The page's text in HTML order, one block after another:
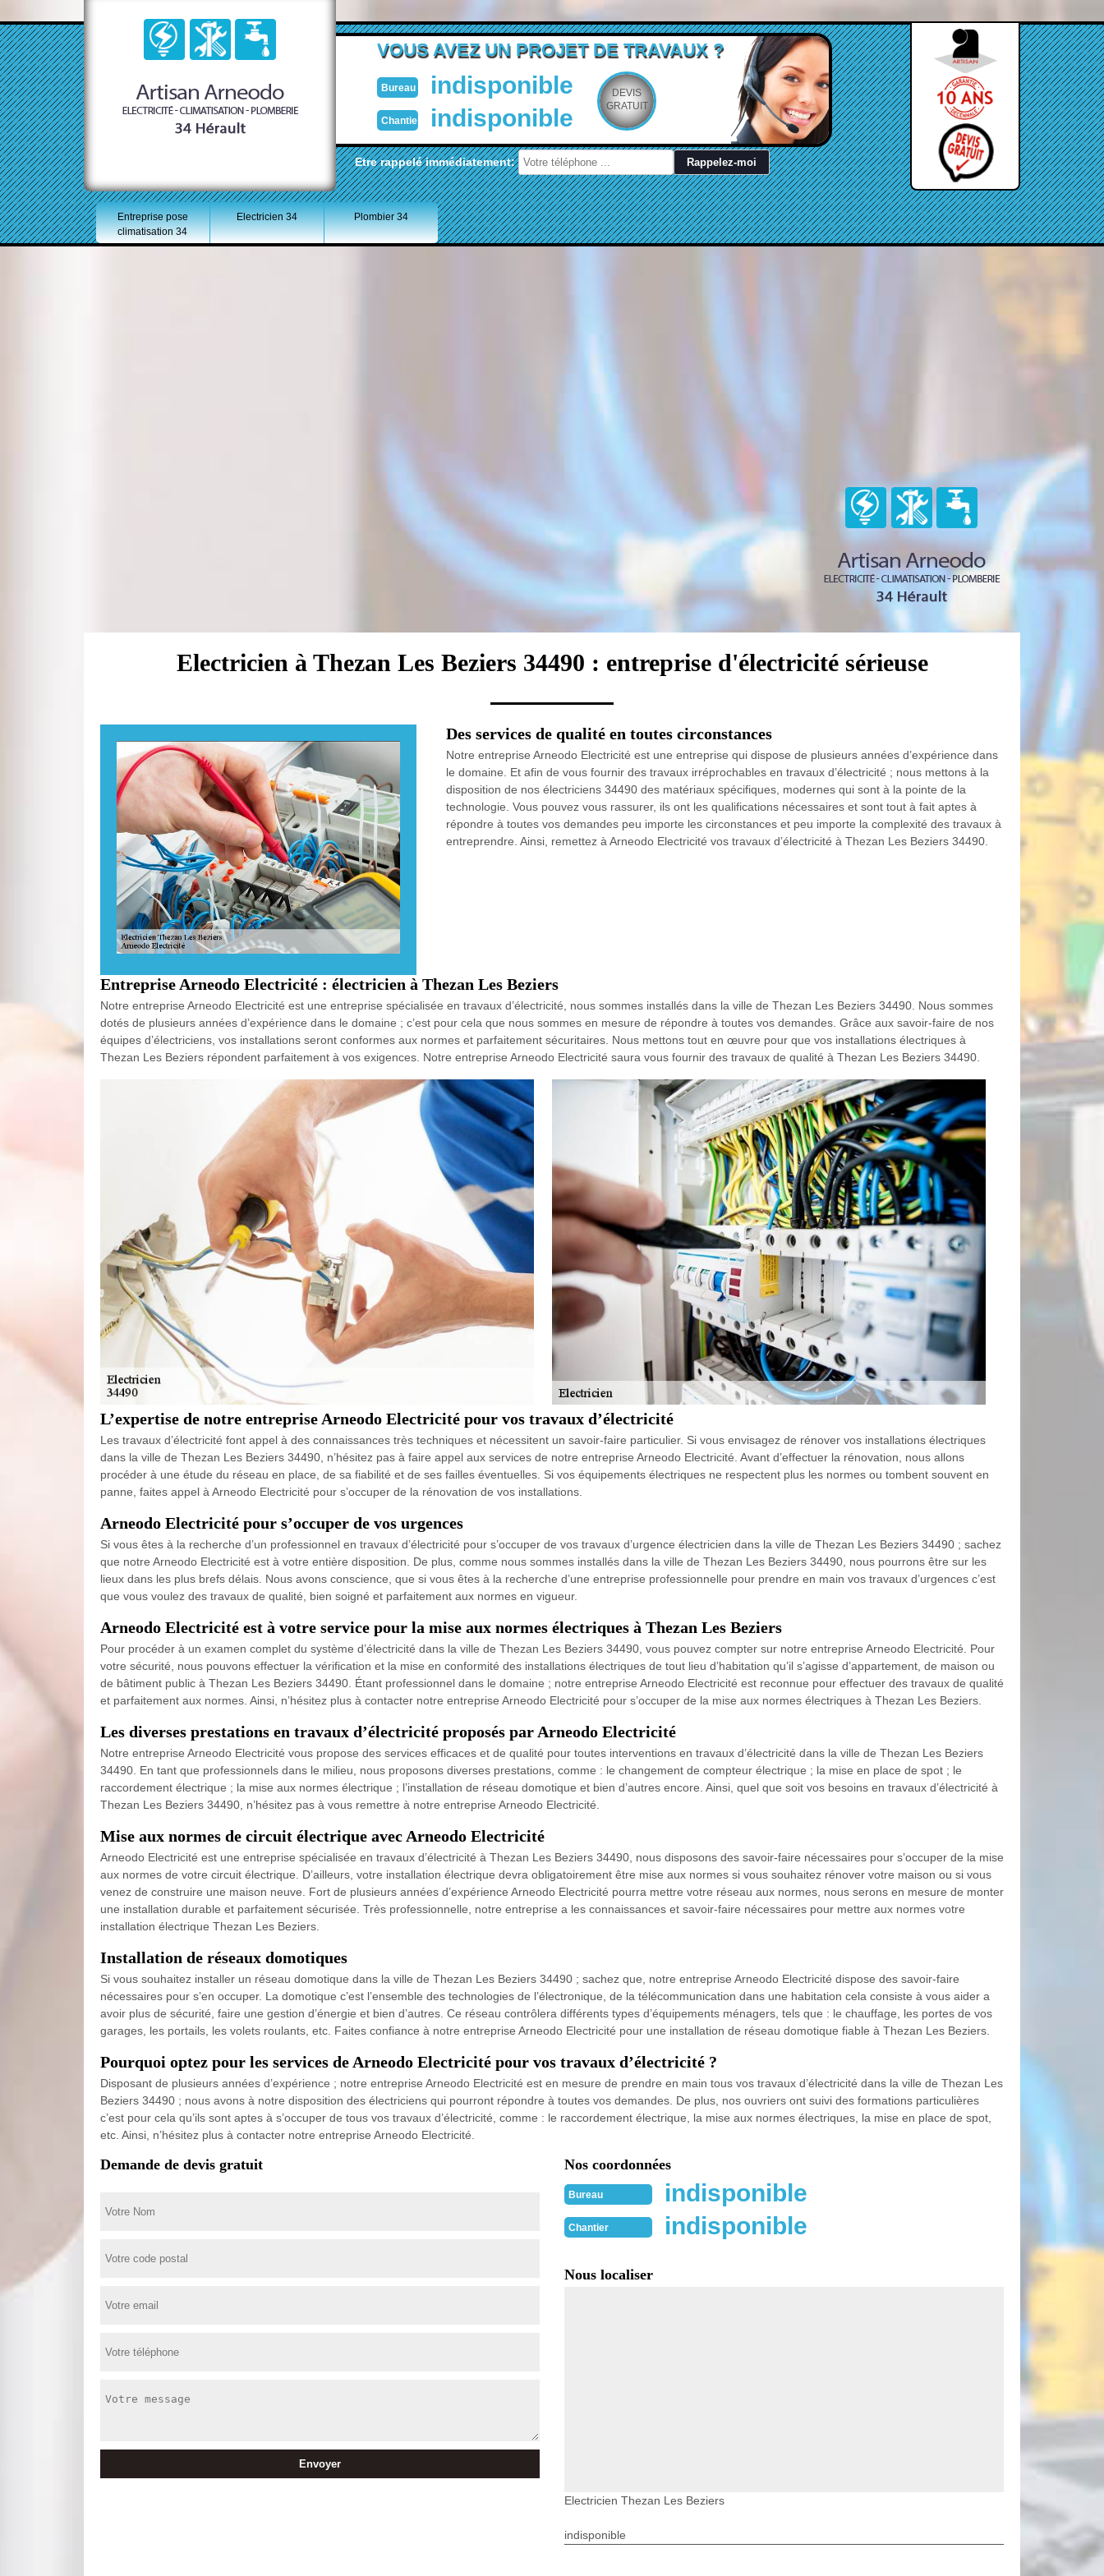
VOUS AVEZ UN PROJET DE TRAVAUX ?
Bureau indisponible
Chantier indisponible
DEVIS
GRATUIT
Etre rappelé immédiatement:
Entreprise pose
climatisation 34
Electricien 34 Plombier 34
Electricien à Thezan Les Beziers 34490 : entreprise d'électricité sérieuse
Des services de qualité en toutes circonstances
Notre entreprise Arneodo Electricité est une entreprise qui dispose de plusieurs années d’expérience dans
le domaine. Et afin de vous fournir des travaux irréprochables en travaux d’électricité ; nous mettons à la
disposition de nos électriciens 34490 des matériaux spécifiques, modernes qui sont à la pointe de la
technologie. Vous pouvez vous rassurer, ils ont les qualifications nécessaires et sont tout à fait aptes à
répondre à toutes vos demandes peu importe les circonstances et peu importe la complexité des travaux à
entreprendre. Ainsi, remettez à Arneodo Electricité vos travaux d’électricité à Thezan Les Beziers 34490.
Entreprise Arneodo Electricité : électricien à Thezan Les Beziers
Notre entreprise Arneodo Electricité est une entreprise spécialisée en travaux d’électricité, nous sommes installés dans la ville de Thezan Les Beziers 34490. Nous sommes
dotés de plusieurs années d’expérience dans le domaine ; c’est pour cela que nous sommes en mesure de répondre à toutes vos demandes. Grâce aux savoir-faire de nos
équipes d’électriciens, vos installations seront conformes aux normes et parfaitement sécuritaires. Nous mettons tout en œuvre pour que vos installations électriques à
Thezan Les Beziers répondent parfaitement à vos exigences. Notre entreprise Arneodo Electricité saura vous fournir des travaux de qualité à Thezan Les Beziers 34490.
L’expertise de notre entreprise Arneodo Electricité pour vos travaux d’électricité
Les travaux d’électricité font appel à des connaissances très techniques et nécessitent un savoir-faire particulier. Si vous envisagez de rénover vos installations électriques
dans la ville de Thezan Les Beziers 34490, n’hésitez pas à faire appel aux services de notre entreprise Arneodo Electricité. Avant d’effectuer la rénovation, nous allons
procéder à une étude du réseau en place, de sa fiabilité et de ses failles éventuelles. Si vos équipements électriques ne respectent plus les normes ou tombent souvent en
panne, faites appel à Arneodo Electricité pour s’occuper de la rénovation de vos installations.
Arneodo Electricité pour s’occuper de vos urgences
Si vous êtes à la recherche d’un professionnel en travaux d’électricité pour s’occuper de vos travaux d’urgence électricien dans la ville de Thezan Les Beziers 34490 ; sachez
que notre Arneodo Electricité est à votre entière disposition. De plus, comme nous sommes installés dans la ville de Thezan Les Beziers 34490, nous pourrons être sur les
lieux dans les plus brefs délais. Nous avons conscience, que si vous êtes à la recherche d’une entreprise professionnelle pour prendre en main vos travaux d’urgences c’est
que vous voulez des travaux de qualité, bien soigné et parfaitement aux normes en vigueur.
Arneodo Electricité est à votre service pour la mise aux normes électriques à Thezan Les Beziers
Pour procéder à un examen complet du système d’électricité dans la ville de Thezan Les Beziers 34490, vous pouvez compter sur notre entreprise Arneodo Electricité. Pour
votre sécurité, nous pouvons effectuer la vérification et la mise en conformité des installations électriques de tout lieu d’habitation qu’il s’agisse d’appartement, de maison ou
de bâtiment public à Thezan Les Beziers 34490. Étant professionnel dans le domaine ; notre entreprise Arneodo Electricité est reconnue pour effectuer des travaux de qualité
et parfaitement aux normes. Ainsi, n’hésitez plus à contacter notre entreprise Arneodo Electricité pour s’occuper de la mise aux normes électriques à Thezan Les Beziers.
Les diverses prestations en travaux d’électricité proposés par Arneodo Electricité
Notre entreprise Arneodo Electricité vous propose des services efficaces et de qualité pour toutes interventions en travaux d’électricité dans la ville de Thezan Les Beziers
34490. En tant que professionnels dans le milieu, nous proposons diverses prestations, comme : le changement de compteur électrique ; la mise en place de spot ; le
raccordement électrique ; la mise aux normes électrique ; l’installation de réseau domotique et bien d’autres encore. Ainsi, quel que soit vos besoins en travaux d’électricité à
Thezan Les Beziers 34490, n’hésitez pas à vous remettre à notre entreprise Arneodo Electricité.
Mise aux normes de circuit électrique avec Arneodo Electricité
Arneodo Electricité est une entreprise spécialisée en travaux d’électricité à Thezan Les Beziers 34490, nous disposons des savoir-faire nécessaires pour s’occuper de la mise
aux normes de votre circuit électrique. D’ailleurs, votre installation électrique devra obligatoirement être mise aux normes si vous souhaitez rénover votre maison ou si vous
venez de construire une maison neuve. Fort de plusieurs années d’expérience Arneodo Electricité pourra mettre votre réseau aux normes, nous serons en mesure de monter
une installation durable et parfaitement sécurisée. Très professionnelle, notre entreprise a les connaissances et savoir-faire nécessaires pour mettre aux normes votre
installation électrique Thezan Les Beziers.
Installation de réseaux domotiques
Si vous souhaitez installer un réseau domotique dans la ville de Thezan Les Beziers 34490 ; sachez que, notre entreprise Arneodo Electricité dispose des savoir-faire
nécessaires pour s’en occuper. La domotique c’est l’ensemble des technologies de l’électronique, de la télécommunication dans une habitation cela consiste à vous aider a
avoir plus de sécurité, faire une gestion d’énergie et bien d’autres. Ce réseau contrôlera différents types d’équipements ménagers, tels que : le chauffage, les portes de vos
garages, les portails, les volets roulants, etc. Faites confiance à notre entreprise Arneodo Electricité pour une installation de réseau domotique fiable à Thezan Les Beziers.
Pourquoi optez pour les services de Arneodo Electricité pour vos travaux d’électricité ?
Disposant de plusieurs années d’expérience ; notre entreprise Arneodo Electricité est en mesure de prendre en main tous vos travaux d’électricité dans la ville de Thezan Les
Beziers 34490 ; nous avons à notre disposition des électriciens qui pourront répondre à toutes vos demandes. De plus, nos ouvriers ont suivi des formations particulières
c’est pour cela qu’ils sont aptes à s’occuper de tous vos travaux d’électricité, comme : le raccordement électrique, la mise aux normes électriques, la mise en place de spot,
etc. Ainsi, n’hésitez plus à contacter notre entreprise Arneodo Electricité.
Demande de devis gratuit Nos coordonnées
Bureau indisponible
Chantier indisponible
Nous localiser
Electricien Thezan Les Beziers
indisponible